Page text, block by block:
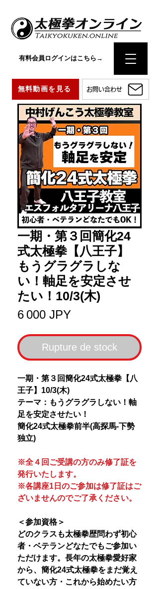
お問い合わせ
無料動画を見る
有料会員ログインはこちら→
一期・第３回簡化24
式太極拳【八王子】
もうグラグラしな
い！軸足を安定させ
たい！10/3(木)
6 000 JPYPrix
Rupture de stock
一期・第３回簡化24式太極拳【八
王子】10/3(木)
テーマ：もうグラグラしない！軸
足を安定させたい！
簡化24式太極拳前半(高探馬-下勢
独立)
※全４回ご受講の方のみ修了証を
発行いたします。
※各講座1日のご参加は修了証はご
ざいませんのでご了承ください。
＜参加資格＞
どのクラスも太極拳歴問わず初心
者・ベテランどなたでもご参加い
ただけます。長年の太極拳愛好家
から、簡化24式太極拳をまだ覚え
ていない方・これから始めたい方